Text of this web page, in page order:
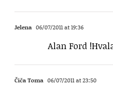
Jelena 06/07/2011 at 19:36
Alan Ford
Čiča Toma 06/07/2011 at 23:50